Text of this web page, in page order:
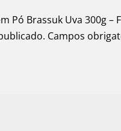
Pó Brassuk Uva 300g –
Campos